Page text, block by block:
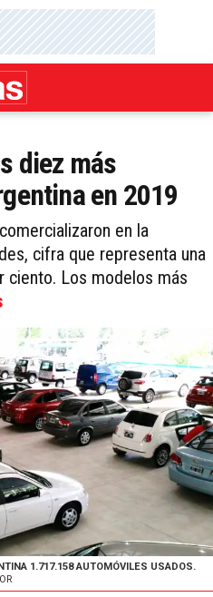
diez más
en 2019
en la
cifra que representa una
ciento. Los modelos más
1.717.158 AUTOMÓVILES USADOS.